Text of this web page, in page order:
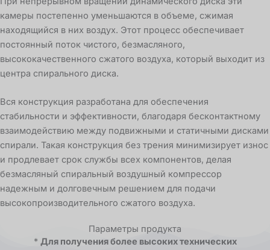
камеры постепенно уменьшаются в объеме, сжимая
находящийся в них воздух. Этот процесс обеспечивает
постоянный поток чистого, безмасляного,
высококачественного сжатого воздуха, который выходит из
центра спирального диска.
Вся конструкция разработана для обеспечения
стабильности и эффективности, благодаря бесконтактному
взаимодействию между подвижными и статичными дисками
спирали. Такая конструкция без трения минимизирует износ
и продлевает срок службы всех компонентов, делая
безмасляный спиральный воздушный компрессор
надежным и долговечным решением для подачи
высокопроизводительного сжатого воздуха.
Параметры продукта
* Для получения более высоких технических